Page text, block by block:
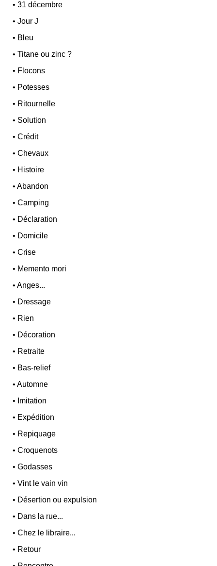
•31 décembre
•Jour J
• Bleu
•Titane ou zinc ?
• Flocons
• Potesses
• Ritournelle
• Solution
•Crédit
•Chevaux
• Histoire
•Abandon
•Camping
• Déclaration
• Domicile
•Crise
• Memento mori
•Anges...
• Dressage
• Rien
• Décoration
• Retraite
• Bas-relief
•Automne
• Imitation
• Expédition
• Repiquage
•Croquenots
•Godasses
•Vint le vain vin
• Désertion ou expulsion
• Dans la rue...
•Chez le libraire...
• Retour